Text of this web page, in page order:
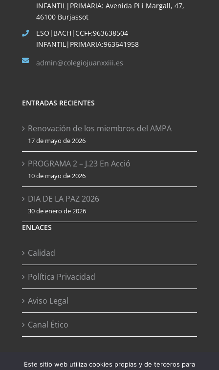
INFANTIL|PRIMARIA: Avenida Pi i Margall, 47,
46100 Burjassot
ESO|BACH|CCFF:963638504
INFANTIL|PRIMARIA:963641958
admin@colegiojuanxxiii.es
ENTRADAS RECIENTES
Renovación de los miembros del AMPA
17 de mayo de 2026
PROGRAMA 2 – J.23 En Acció
10 de mayo de 2026
DIA DE LA PAZ 2026
30 de enero de 2026
ENLACES
Calidad
Política Privacidad
Aviso Legal
Canal Ético
Este sitio web utiliza cookies propias y de terceros para